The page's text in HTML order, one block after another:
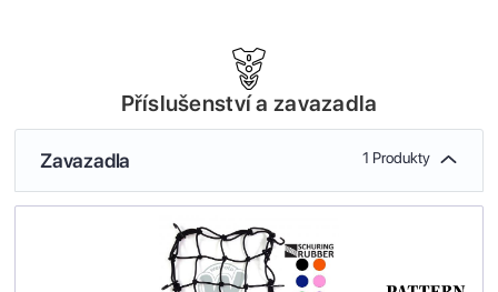
Příslušenství a zavazadla
Zavazadla 1 Produkty